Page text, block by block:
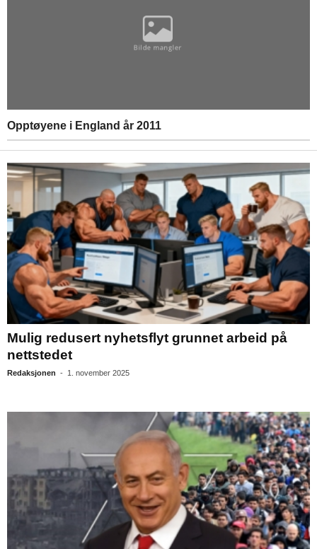
Opptøyene i England år 2011
Mulig redusert nyhetsflyt grunnet arbeid på
nettstedet
Redaksjonen - 1. november 2025